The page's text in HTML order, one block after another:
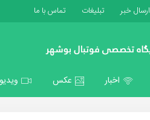
ارسال خبر تبلیغات تماس با ما
اخبار عکس ویدیو